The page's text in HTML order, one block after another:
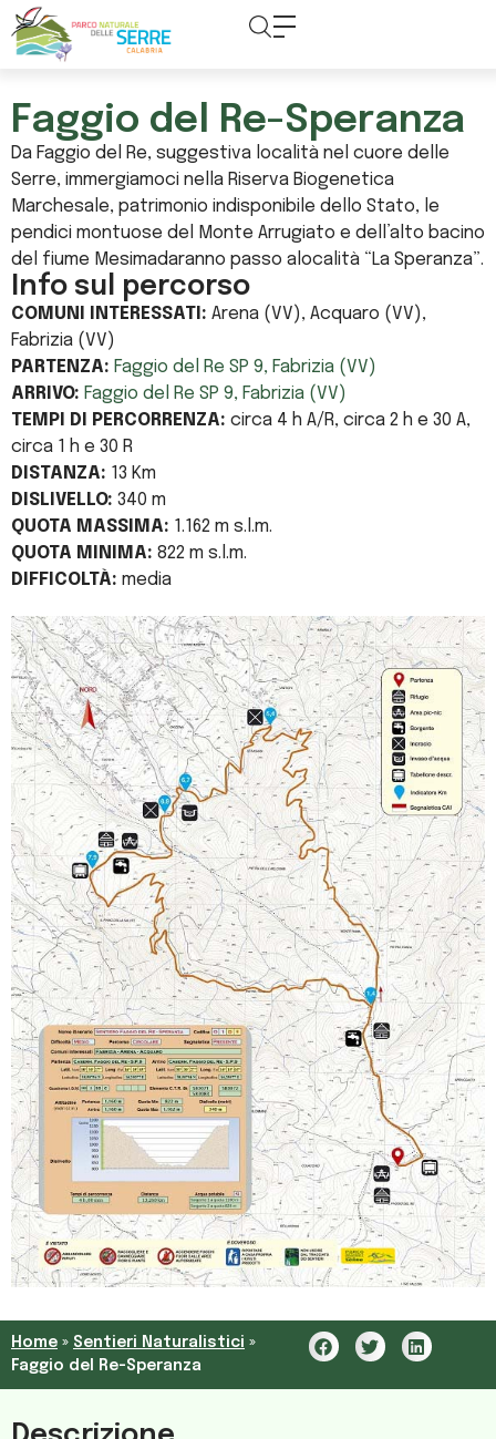
contenuto
Faggio del Re-Speranza
Da Faggio del Re, suggestiva località nel cuore delle
Serre, immergiamoci nella Riserva Biogenetica
Marchesale, patrimonio indisponibile dello Stato, le
pendici montuose del Monte Arrugiato e dell’alto bacino
del fiume Mesimadaranno passo alocalità “La Speranza”.
Info sul percorso
COMUNI INTERESSATI: Arena (VV), Acquaro (VV),
Fabrizia (VV)
PARTENZA: Faggio del Re SP 9, Fabrizia (VV)
ARRIVO: Faggio del Re SP 9, Fabrizia (VV)
TEMPI DI PERCORRENZA: circa 4 h A/R, circa 2 h e 30 A,
circa 1 h e 30 R
DISTANZA: 13 Km
DISLIVELLO: 340 m
QUOTA MASSIMA: 1.162 m s.l.m.
QUOTA MINIMA: 822 m s.l.m.
DIFFICOLTÀ: media
Home » Sentieri Naturalistici »
Faggio del Re-Speranza